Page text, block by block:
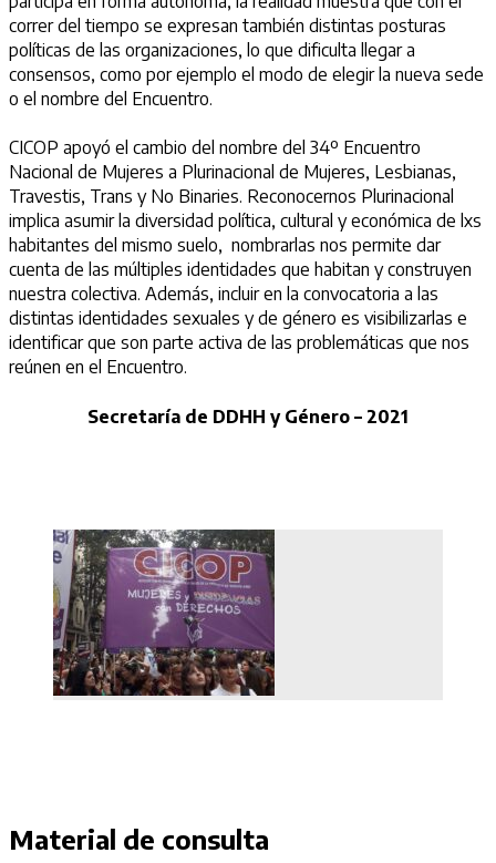
correr del tiempo se expresan también distintas posturas
políticas de las organizaciones, lo que dificulta llegar a
consensos, como por ejemplo el modo de elegir la nueva sede
o el nombre del Encuentro.
CICOP apoyó el cambio del nombre del 34º Encuentro
Nacional de Mujeres a Plurinacional de Mujeres, Lesbianas,
Travestis, Trans y No Binaries. Reconocernos Plurinacional
implica asumir la diversidad política, cultural y económica de lxs
habitantes del mismo suelo, nombrarlas nos permite dar
cuenta de las múltiples identidades que habitan y construyen
nuestra colectiva. Además, incluir en la convocatoria a las
distintas identidades sexuales y de género es visibilizarlas e
identificar que son parte activa de las problemáticas que nos
reúnen en el Encuentro.
Secretaría de DDHH y Género – 2021
Material de consulta